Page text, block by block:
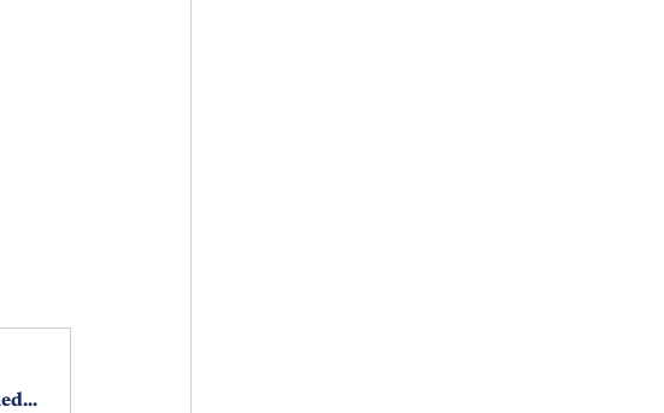
Athmaviswasam - ఆత్మవిశ్వాసం - New Telugu Story Written By Manasa Reddy Chichili